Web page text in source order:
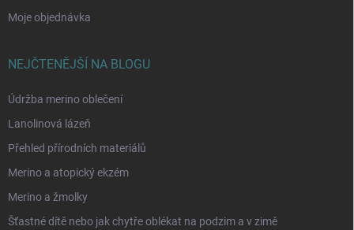
Moje objednávka
NEJČTENĚJŠÍ NA BLOGU
Údržba merino oblečení
Lanolinová lázeň
Přehled přírodních materiálů
Merino a atopický ekzém
Merino a žmolky
Šťastné dítě nebo jak chytře oblékat na podzim a v zimě